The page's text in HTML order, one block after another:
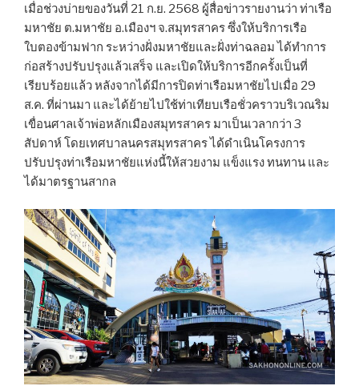
เมื่อช่วงบ่ายของวันที่ 21 ก.ย. 2568 ผู้สื่อข่าวรายงานว่า ท่าเรือ
มหาชัย ต.มหาชัย อ.เมืองฯ จ.สมุทรสาคร ซึ่งให้บริการเรือ
ใบตองข้ามฟาก ระหว่างฝั่งมหาชัยและฝั่งท่าฉลอม ได้ทำการ
ก่อสร้างปรับปรุงแล้วเสร็จ และเปิดให้บริการอีกครั้งเป็นที่
เรียบร้อยแล้ว หลังจากได้มีการปิดท่าเรือมหาชัยไปเมื่อ 29
ส.ค. ที่ผ่านมา และได้ย้ายไปใช้ท่าเทียบเรือชั่วคราวบริเวณริม
เขื่อนศาลเจ้าพ่อหลักเมืองสมุทรสาคร มาเป็นเวลากว่า 3
สัปดาห์ โดยเทศบาลนครสมุทรสาคร ได้ดำเนินโครงการ
ปรับปรุงท่าเรือมหาชัยแห่งนี้ให้สวยงาม แข็งแรง ทนทาน และ
ได้มาตรฐานสากล